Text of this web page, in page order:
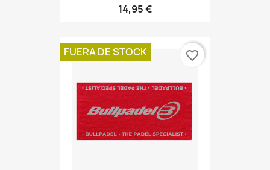
14,95 €
FUERA DE STOCK favorite_border